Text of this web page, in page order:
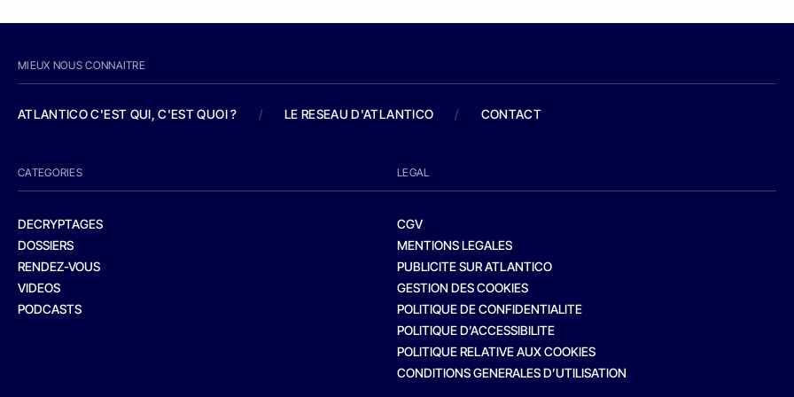
MIEUX NOUS CONNAITRE
ATLANTICO C'EST QUI, C'EST QUOI ? / LE RESEAU D'ATLANTICO / CONTACT
CATEGORIES
DECRYPTAGES
DOSSIERS
RENDEZ-VOUS
VIDEOS
PODCASTS
LEGAL
CGV
MENTIONS LEGALES
PUBLICITE SUR ATLANTICO
GESTION DES COOKIES
POLITIQUE DE CONFIDENTIALITE
POLITIQUE D’ACCESSIBILITE
POLITIQUE RELATIVE AUX COOKIES
CONDITIONS GENERALES D’UTILISATION